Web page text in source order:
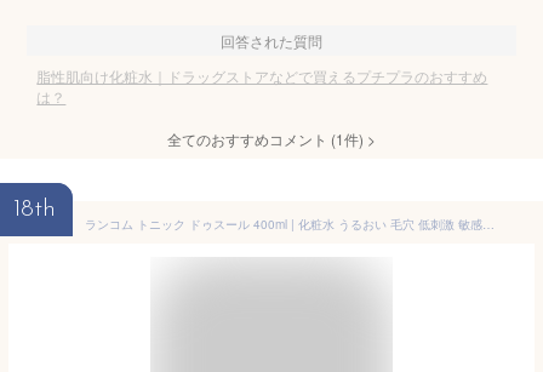
回答された質問
脂性肌向け化粧水｜ドラッグストアなどで買えるプチプラのおすすめ
は？
全てのおすすめコメント (1件) >
18th
ランコム トニック ドゥスール 400ml | 化粧水 うるおい 毛穴 低刺激 敏感肌 アルコールフリー 普通肌 乾燥肌 脂性肌 オールスキン